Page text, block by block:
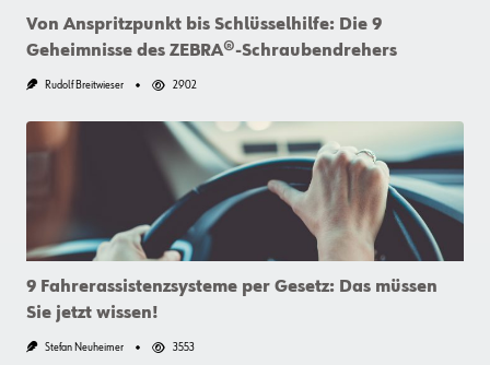
Von Anspritzpunkt bis Schlüsselhilfe: Die 9
Geheimnisse des ZEBRA®-Schraubendrehers
Rudolf Breitwieser 2902
9 Fahrerassistenzsysteme per Gesetz: Das müssen
Sie jetzt wissen!
Stefan Neuheimer 3553